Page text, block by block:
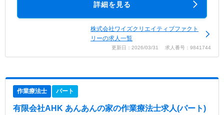
詳細を見る
株式会社ワイズクリエイティブファクト
リーの求人一覧
更新日：2026/03/31 求人番号：9841744
作業療法士 パート
有限会社AHK あんあんの家の作業療法士求人(パート)